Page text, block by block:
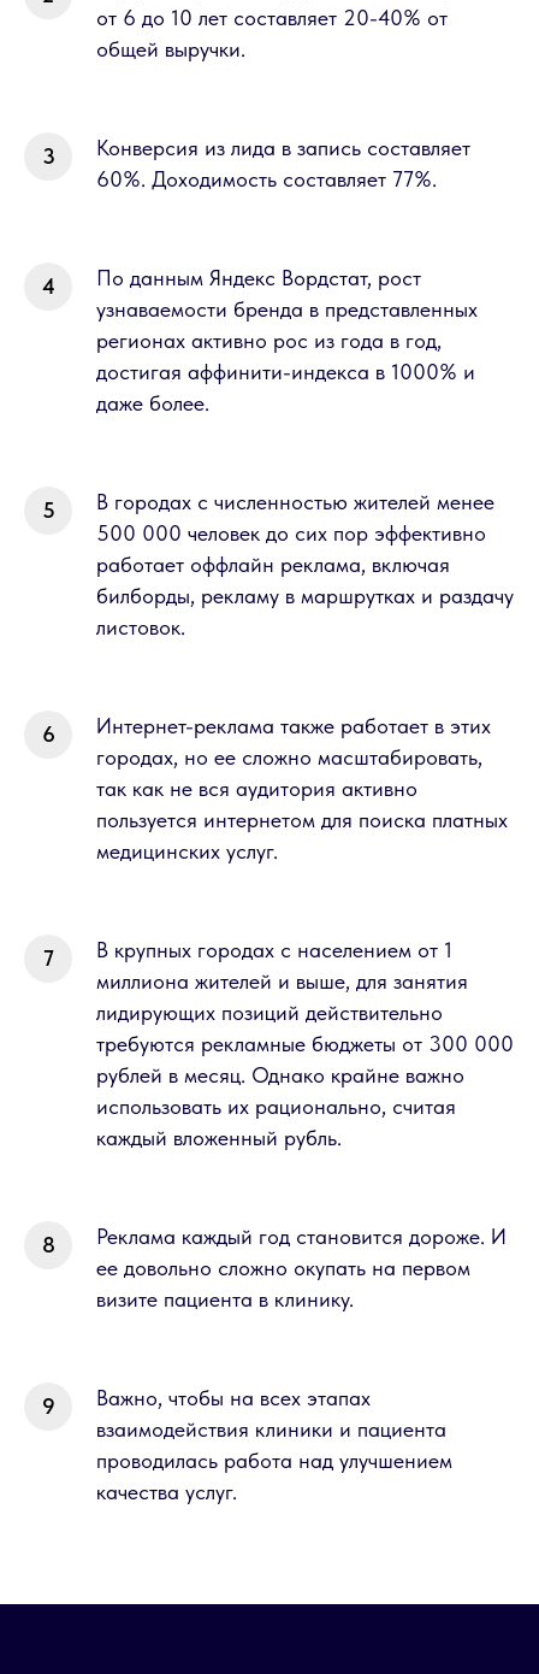
от 6 до 10 лет составляет 20-40% от
общей выручки.
Конверсия из лида в запись составляет
60%. Доходимость составляет 77%.
По данным Яндекс Вордстат, рост
узнаваемости бренда в представленных
регионах активно рос из года в год,
достигая аффинити-индекса в 1000% и
даже более.
В городах с численностью жителей менее
500 000 человек до сих пор эффективно
работает оффлайн реклама, включая
билборды, рекламу в маршрутках и раздачу
листовок.
Интернет-реклама также работает в этих
городах, но ее сложно масштабировать,
так как не вся аудитория активно
пользуется интернетом для поиска платных
медицинских услуг.
В крупных городах с населением от 1
миллиона жителей и выше, для занятия
лидирующих позиций действительно
требуются рекламные бюджеты от 300 000
рублей в месяц. Однако крайне важно
использовать их рационально, считая
каждый вложенный рубль.
Реклама каждый год становится дороже. И
ее довольно сложно окупать на первом
визите пациента в клинику.
Важно, чтобы на всех этапах
взаимодействия клиники и пациента
проводилась работа над улучшением
качества услуг.